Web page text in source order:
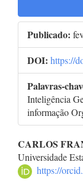
lateral
de
Publicado:
DOI: https://
Palavras-
Inteligência
informação
do
CARLOS
Universidade
https://